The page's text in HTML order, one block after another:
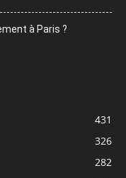
à Paris ?
431
326
282